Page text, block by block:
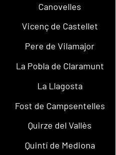
Canovelles
Vicenç de Castellet
Pere de Vilamajor
La Pobla de Claramunt
La Llagosta
Fost de Campsentelles
Quirze del Vallès
Quintí de Mediona